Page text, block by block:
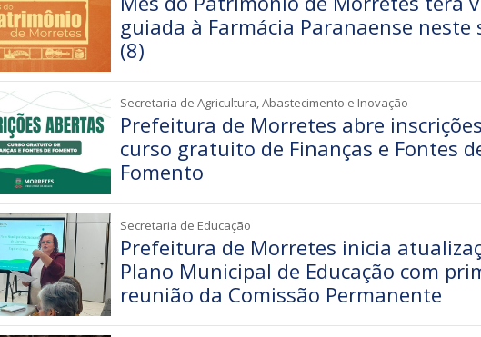
guiada à Farmácia Paranaense neste
(8)
Secretaria de Agricultura, Abastecimento e Inovação
Prefeitura de Morretes abre
curso gratuito de Finanças e Fontes
Fomento
Secretaria de Educação
Prefeitura de Morretes inicia
Plano Municipal de Educação com
reunião da Comissão Permanente